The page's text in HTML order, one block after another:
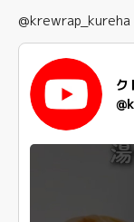
@krewrap_kureha
ク